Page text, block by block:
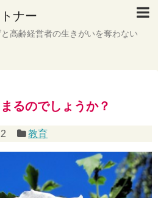
ナー
高齢経営者の生きがいを奪わない
るのでしょうか？
教育